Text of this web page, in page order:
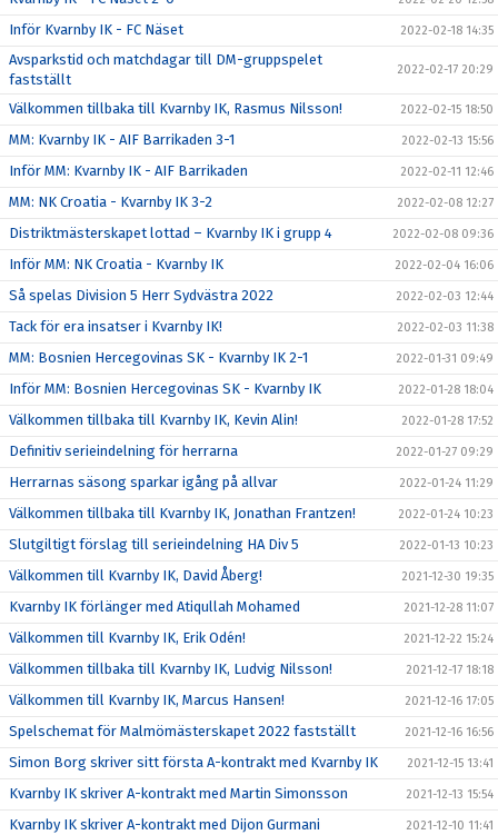
Inför Kvarnby IK - FC Näset 2022-02-18 14:35
Avsparkstid och matchdagar till DM-gruppspelet
fastställt
2022-02-17 20:29
Välkommen tillbaka till Kvarnby IK, Rasmus Nilsson! 2022-02-15 18:50
MM: Kvarnby IK - AIF Barrikaden 3-1 2022-02-13 15:56
Inför MM: Kvarnby IK - AIF Barrikaden 2022-02-11 12:46
MM: NK Croatia - Kvarnby IK 3-2 2022-02-08 12:27
Distriktmästerskapet lottad – Kvarnby IK i grupp 4 2022-02-08 09:36
Inför MM: NK Croatia - Kvarnby IK 2022-02-04 16:06
Så spelas Division 5 Herr Sydvästra 2022 2022-02-03 12:44
Tack för era insatser i Kvarnby IK! 2022-02-03 11:38
MM: Bosnien Hercegovinas SK - Kvarnby IK 2-1 2022-01-31 09:49
Inför MM: Bosnien Hercegovinas SK - Kvarnby IK 2022-01-28 18:04
Välkommen tillbaka till Kvarnby IK, Kevin Alin! 2022-01-28 17:52
Definitiv serieindelning för herrarna 2022-01-27 09:29
Herrarnas säsong sparkar igång på allvar 2022-01-24 11:29
Välkommen tillbaka till Kvarnby IK, Jonathan Frantzen! 2022-01-24 10:23
Slutgiltigt förslag till serieindelning HA Div 5 2022-01-13 10:23
Välkommen till Kvarnby IK, David Åberg! 2021-12-30 19:35
Kvarnby IK förlänger med Atiqullah Mohamed 2021-12-28 11:07
Välkommen till Kvarnby IK, Erik Odén! 2021-12-22 15:24
Välkommen tillbaka till Kvarnby IK, Ludvig Nilsson! 2021-12-17 18:18
Välkommen till Kvarnby IK, Marcus Hansen! 2021-12-16 17:05
Spelschemat för Malmömästerskapet 2022 fastställt 2021-12-16 16:56
Simon Borg skriver sitt första A-kontrakt med Kvarnby IK 2021-12-15 13:41
Kvarnby IK skriver A-kontrakt med Martin Simonsson 2021-12-13 15:54
Kvarnby IK skriver A-kontrakt med Dijon Gurmani 2021-12-10 11:41